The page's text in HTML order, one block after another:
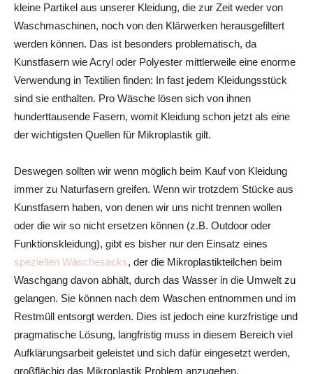
kleine Partikel aus unserer Kleidung, die zur Zeit weder von
Waschmaschinen, noch von den Klärwerken herausgefiltert
werden können. Das ist besonders problematisch, da
Kunstfasern wie Acryl oder Polyester mittlerweile eine enorme
Verwendung in Textilien finden: In fast jedem Kleidungsstück
sind sie enthalten. Pro Wäsche lösen sich von ihnen
hunderttausende Fasern, womit Kleidung schon jetzt als eine
der wichtigsten Quellen für Mikroplastik gilt.
Deswegen sollten wir wenn möglich beim Kauf von Kleidung
immer zu Naturfasern greifen. Wenn wir trotzdem Stücke aus
Kunstfasern haben, von denen wir uns nicht trennen wollen
oder die wir so nicht ersetzen können (z.B. Outdoor oder
Funktionskleidung), gibt es bisher nur den Einsatz eines
speziellen Wäschesacks, der die Mikroplastikteilchen beim
Waschgang davon abhält, durch das Wasser in die Umwelt zu
gelangen. Sie können nach dem Waschen entnommen und im
Restmüll entsorgt werden. Dies ist jedoch eine kurzfristige und
pragmatische Lösung, langfristig muss in diesem Bereich viel
Aufklärungsarbeit geleistet und sich dafür eingesetzt werden,
großflächig das Mikroplastik Problem anzugehen.